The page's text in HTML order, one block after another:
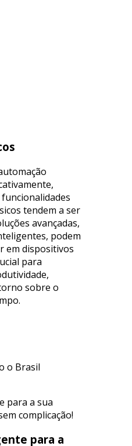
tendem a ser
avançadas,
podem
em dispositivos
para
sobre o
o Brasil
para a